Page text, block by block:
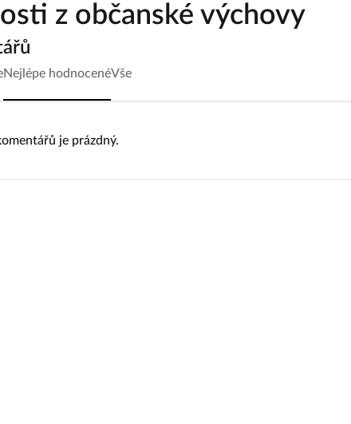
z občanské výchovy
Nejlépe hodnocenéVše
je prázdný.